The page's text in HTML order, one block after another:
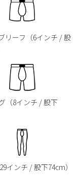
リーフ（6インチ / 股
（8インチ / 股下
インチ / 股下74cm）